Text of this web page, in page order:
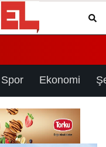
Spor Ekonomi